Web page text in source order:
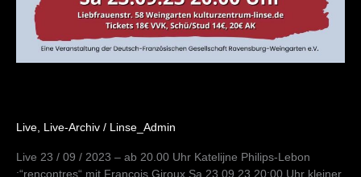
Live, Live-Archiv / Linse_Admin
Live 23 / 09 / 2023 – ab 20.00 Uhr Katelijne Philips-Lebon
:“rencontres“ mit Francois Giroux Sa 23.09.23 20:00 Uhr kleiner